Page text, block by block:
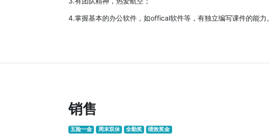
4.掌握基本的办公软件，如offical软件等，有独立编写课件的能力。
销售
五险一金 周末双休 全勤奖 绩效奖金